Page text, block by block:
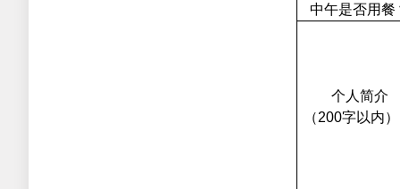
中午是否用餐
个人简介
（200字以内）